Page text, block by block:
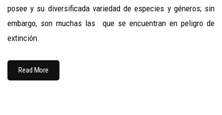
posee y su diversificada variedad de especies y géneros; sin
embargo, son muchas las que se encuentran en peligro de
extinción.
Read More